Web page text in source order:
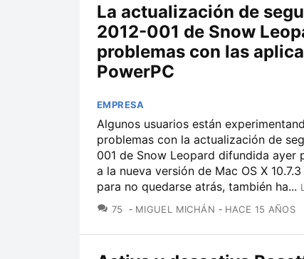
La actualización de
2012-001 de Snow
problemas con las
PowerPC
EMPRESA
Algunos usuarios están
problemas con la actualización de
001 de Snow Leopard difundida ayer
a la nueva versión de Mac OS X
para no quedarse atrás, también ha...
75
COMENTARIOS
MIGUEL MICHÁN HACE 15 AÑOS